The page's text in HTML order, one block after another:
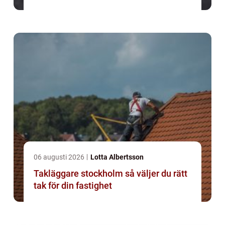
06 augusti 2026 Lotta Albertsson
Takläggare stockholm så väljer du rätt
tak för din fastighet